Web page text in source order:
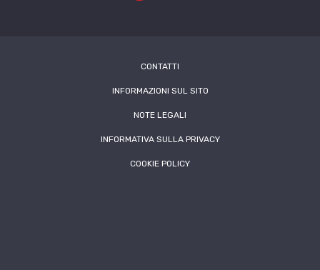
CONTATTI
INFORMAZIONI SUL SITO
NOTE LEGALI
INFORMATIVA SULLA PRIVACY
COOKIE POLICY